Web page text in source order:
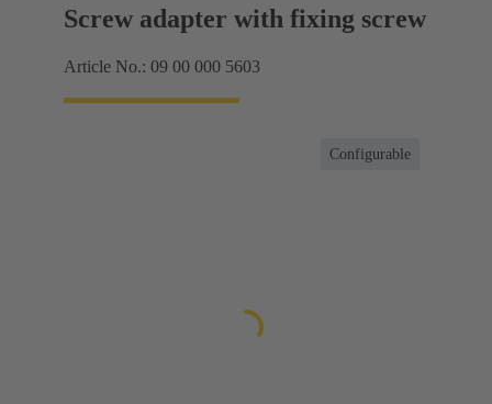
Screw adapter with fixing screw
Article No.: 09 00 000 5603
Configurable